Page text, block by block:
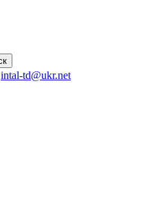
intal-td@ukr.net